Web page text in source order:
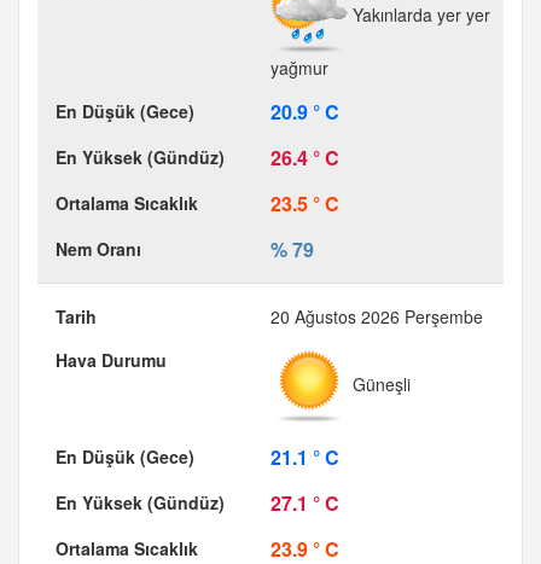
Yakınlarda yer yer
yağmur
20.9 ° C
26.4 ° C
23.5 ° C
% 79
20 Ağustos 2026 Perşembe
Güneşli
21.1 ° C
27.1 ° C
23.9 ° C